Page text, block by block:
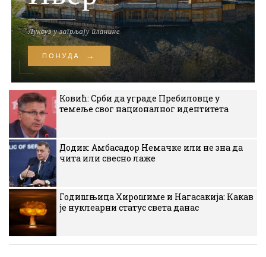
Ковић: Срби да уграде Пребиловце у
темеље свог националног идентитета
Додик: Амбасадор Немачке или не зна да
чита или свесно лаже
Годишњица Хирошиме и Нагасакија: Какав
је нуклеарни статус света данас